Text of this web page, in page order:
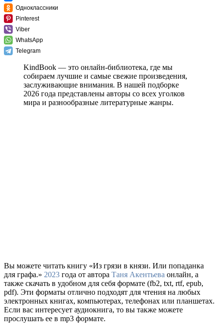
Одноклассники
Pinterest
Viber
WhatsApp
Telegram
KindBook — это онлайн-библиотека, где мы
собираем лучшие и самые свежие произведения,
заслуживающие внимания. В нашей подборке
2026 года представлены авторы со всех уголков
мира и разнообразные литературные жанры.
Вы можете читать книгу «Из грязи в князи. Или попаданка
для графа.» 2023 года от автора Таня Акентьева онлайн, а
также скачать в удобном для себя формате (fb2, txt, rtf, epub,
pdf). Эти форматы отлично подходят для чтения на любых
электронных книгах, компьютерах, телефонах или планшетах.
Если вас интересует аудиокнига, то вы также можете
прослушать ее в mp3 формате.